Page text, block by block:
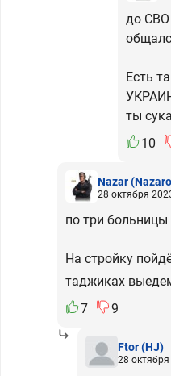
до СВО
Есть
ты
10
Nazar
28 октября
по три больницы
На стройку
таджиках
7
9
Ftor(HJ)
28 октября